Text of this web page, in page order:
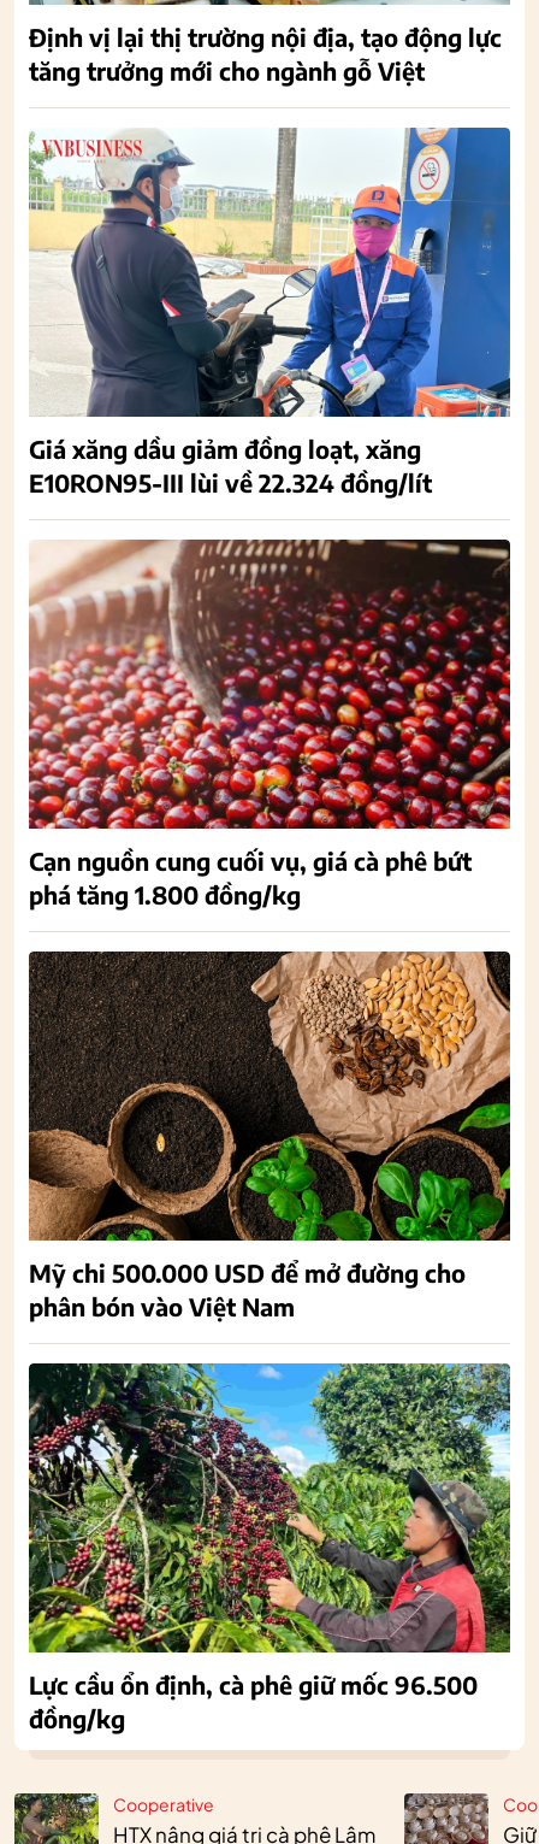
Cooperative
HTX nâng giá trị cà phê Lâm
Định vị lại thị trường nội địa, tạo động lực
tăng trưởng mới cho ngành gỗ Việt
Giá xăng dầu giảm đồng loạt, xăng
E10RON95-III lùi về 22.324 đồng/lít
Cạn nguồn cung cuối vụ, giá cà phê bứt
phá tăng 1.800 đồng/kg
Mỹ chi 500.000 USD để mở đường cho
phân bón vào Việt Nam
Lực cầu ổn định, cà phê giữ mốc 96.500
đồng/kg